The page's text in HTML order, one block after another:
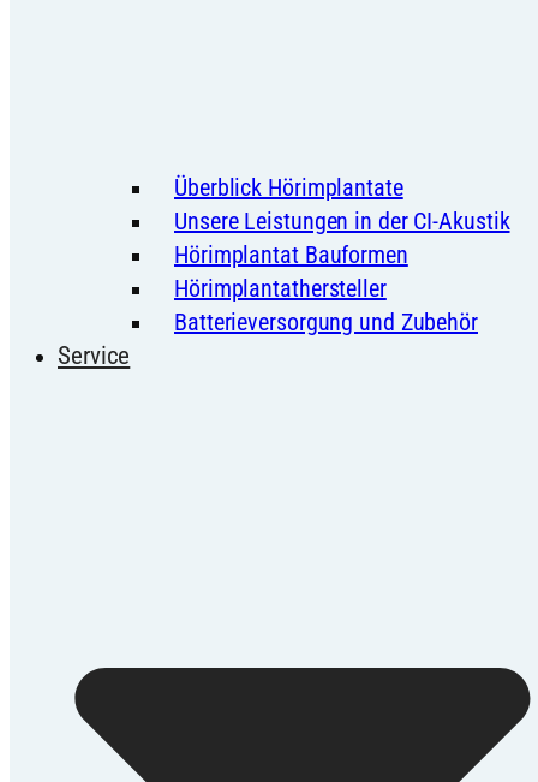
Überblick Hörimplantate
Unsere Leistungen in der CI-Akustik
Hörimplantat Bauformen
Hörimplantathersteller
Batterieversorgung und Zubehör
Service